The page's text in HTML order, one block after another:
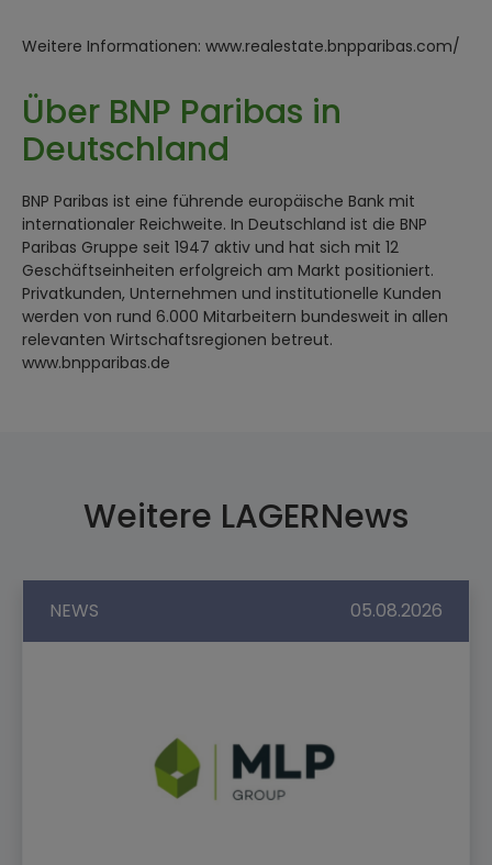
Weitere Informationen: www.realestate.bnpparibas.com/
Über BNP Paribas in
Deutschland
BNP Paribas ist eine führende europäische Bank mit
internationaler Reichweite. In Deutschland ist die BNP
Paribas Gruppe seit 1947 aktiv und hat sich mit 12
Geschäftseinheiten erfolgreich am Markt positioniert.
Privatkunden, Unternehmen und institutionelle Kunden
werden von rund 6.000 Mitarbeitern bundesweit in allen
relevanten Wirtschaftsregionen betreut.
www.bnpparibas.de
Weitere LAGERNews
NEWS 05.08.2026